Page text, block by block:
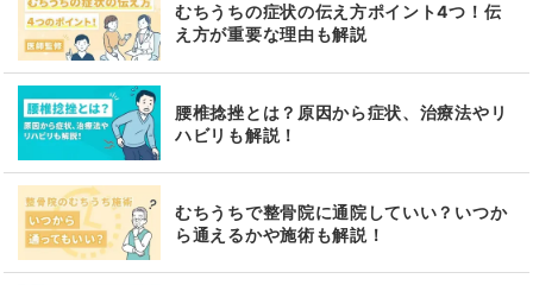
むちうちの症状の伝え方ポイント4つ！伝
え方が重要な理由も解説
腰椎捻挫とは？原因から症状、治療法やリ
ハビリも解説！
むちうちで整骨院に通院していい？いつか
ら通えるかや施術も解説！